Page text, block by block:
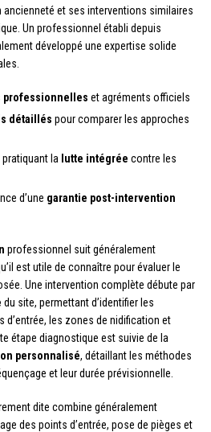
ancienneté et ses interventions similaires
Un professionnel établi depuis
développé une expertise solide
professionnelles et agréments officiels
détaillés pour comparer les approches
la lutte intégrée contre les
d’une garantie post-intervention
professionnel suit généralement
est utile de connaître pour évaluer le
Une intervention complète débute par
du site, permettant d’identifier les
les zones de nidification et
étape diagnostique est suivie de la
personnalisé, détaillant les méthodes
et leur durée prévisionnelle.
dite combine généralement
des points d’entrée, pose de pièges et